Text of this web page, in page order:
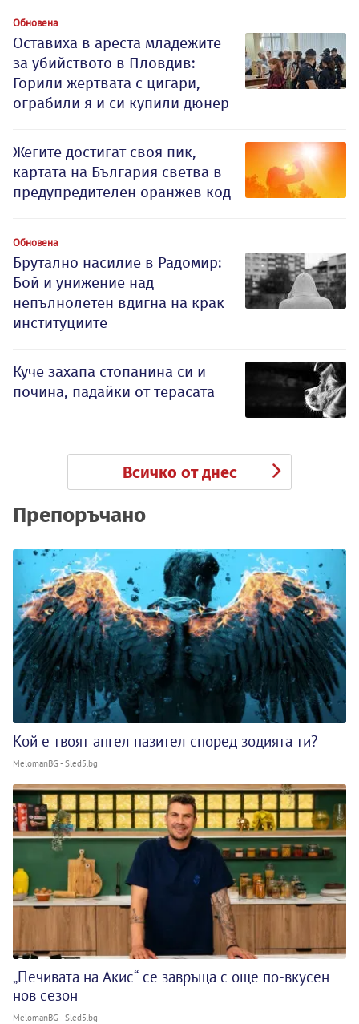
Обновена
Оставиха в ареста младежите
за убийството в Пловдив:
Горили жертвата с цигари,
ограбили я и си купили дюнер
Жегите достигат своя пик,
картата на България светва в
предупредителен оранжев код
Обновена
Брутално насилие в Радомир:
Бой и унижение над
непълнолетен вдигна на крак
институциите
Куче захапа стопанина си и
почина, падайки от терасата
Всичко от днес
Препоръчано
Кой е твоят ангел пазител според зодията ти?
MelomanBG - Sled5.bg
„Печивата на Акис“ се завръща с още по-вкусен
нов сезон
MelomanBG - Sled5.bg